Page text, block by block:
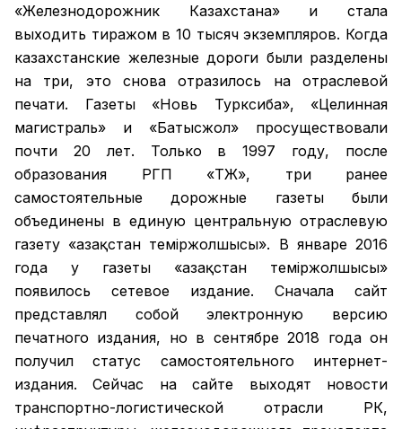
«Железнодорожник Казахстана» и стала
выходить тиражом в 10 тысяч экземпляров. Когда
казахстанские железные дороги были разделены
на три, это снова отразилось на отраслевой
печати. Газеты «Новь Турксиба», «Целинная
магистраль» и «Батысжол» просуществовали
почти 20 лет. Только в 1997 году, после
образования РГП «ҚТЖ», три ранее
самостоятельные дорожные газеты были
объединены в единую центральную отраслевую
газету «Қазақстан темiржолшысы». В январе 2016
года у газеты «Қазақстан теміржолшысы»
появилось сетевое издание. Сначала сайт
представлял собой электронную версию
печатного издания, но в сентябре 2018 года он
получил статус самостоятельного интернет-
издания. Сейчас на сайте выходят новости
транспортно-логистической отрасли РК,